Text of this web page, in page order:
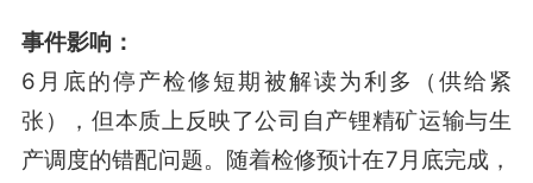
事件影响：
6月底的停产检修短期被解读为利多（供给紧
张），但本质上反映了公司自产锂精矿运输与生
产调度的错配问题。随着检修预计在7月底完成，